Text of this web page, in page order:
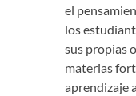
el
los
sus propias
materias
aprendizaje